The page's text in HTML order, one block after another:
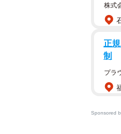
主さん
がとう
株式
正
制
プラ
Sponsored